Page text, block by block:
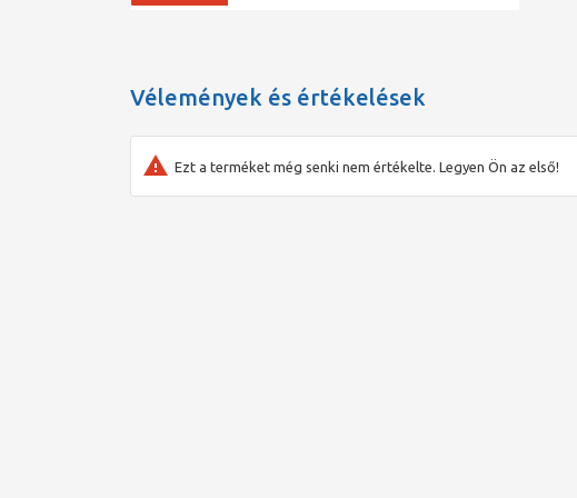
Vélemények és értékelések
Ezt a terméket még senki nem értékelte. Legyen Ön az első!